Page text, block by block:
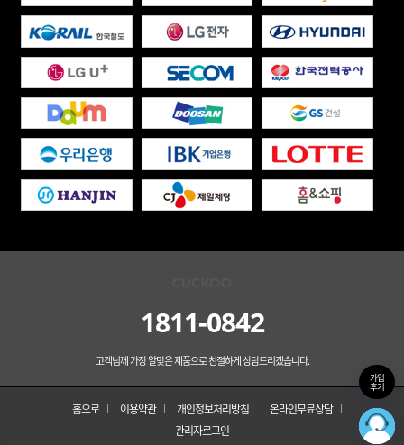
1811-0842
고객님께 가장 알맞은 제품으로 친절하게 상담드리겠습니다.
홈으로 이용약관 개인정보처리방침
온라인무료상담
관리자로그인
가입
후기